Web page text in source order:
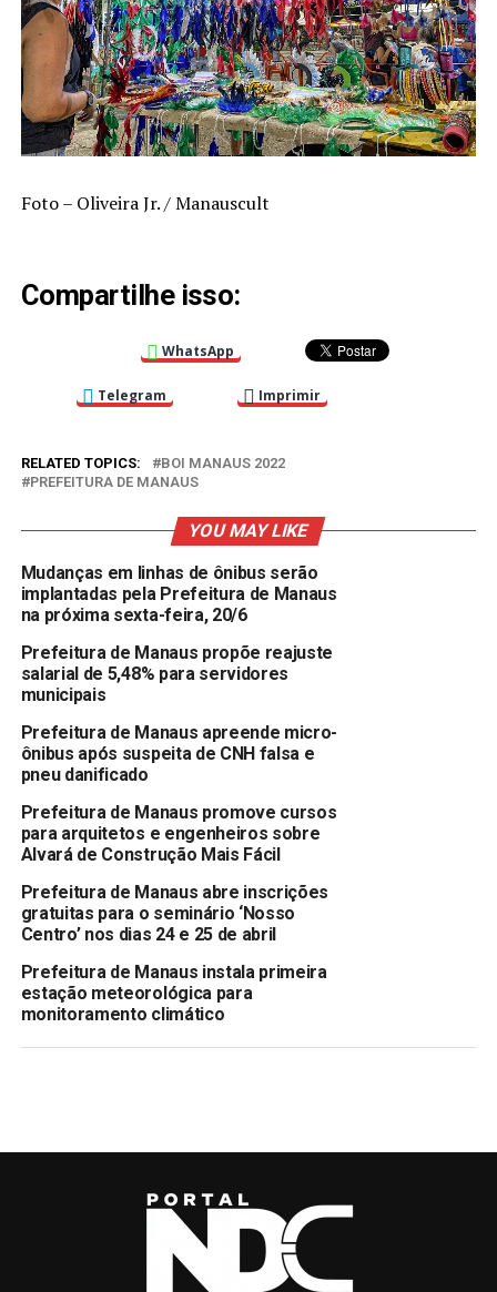
Foto – Oliveira Jr. / Manauscult
Compartilhe isso:
WhatsApp
Telegram Imprimir
RELATED TOPICS:
BOI MANAUS 2022
PREFEITURA DE MANAUS
YOU MAY LIKE
Mudanças em linhas de ônibus serão
implantadas pela Prefeitura de Manaus
na próxima sexta-feira, 20/6
Prefeitura de Manaus propõe reajuste
salarial de 5,48% para servidores
municipais
Prefeitura de Manaus apreende micro-
ônibus após suspeita de CNH falsa e
pneu danificado
Prefeitura de Manaus promove cursos
para arquitetos e engenheiros sobre
Alvará de Construção Mais Fácil
Prefeitura de Manaus abre inscrições
gratuitas para o seminário ‘Nosso
Centro’ nos dias 24 e 25 de abril
Prefeitura de Manaus instala primeira
estação meteorológica para
monitoramento climático